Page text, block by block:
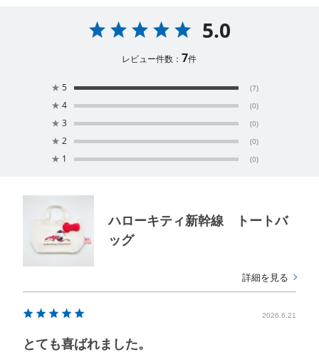
5.0
レビュー件数：7件
★ 5 (7)
★ 4 (0)
★ 3 (0)
★ 2 (0)
★ 1 (0)
ハローキティ新幹線 トートバ
ッグ
詳細を見る
2026.6.21
とても喜ばれました。